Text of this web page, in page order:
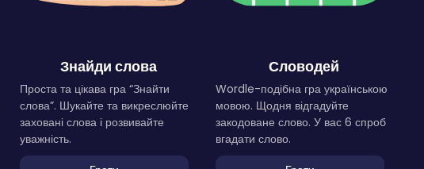
Знайди слова
Проста та цікава гра “Знайти
слова”. Шукайте та викреслюйте
заховані слова і розвивайте
уважність.
Словодей
Wordle-подібна гра українською
мовою. Щодня відгадуйте
закодоване слово. У вас 6 спроб
вгадати слово.